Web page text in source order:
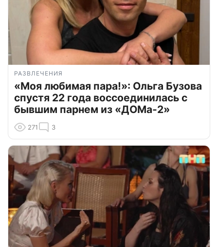
РАЗВЛЕЧЕНИЯ
«Моя любимая пара!»: Ольга Бузова
спустя 22 года воссоединилась с
бывшим парнем из «ДОМа-2»
271 3